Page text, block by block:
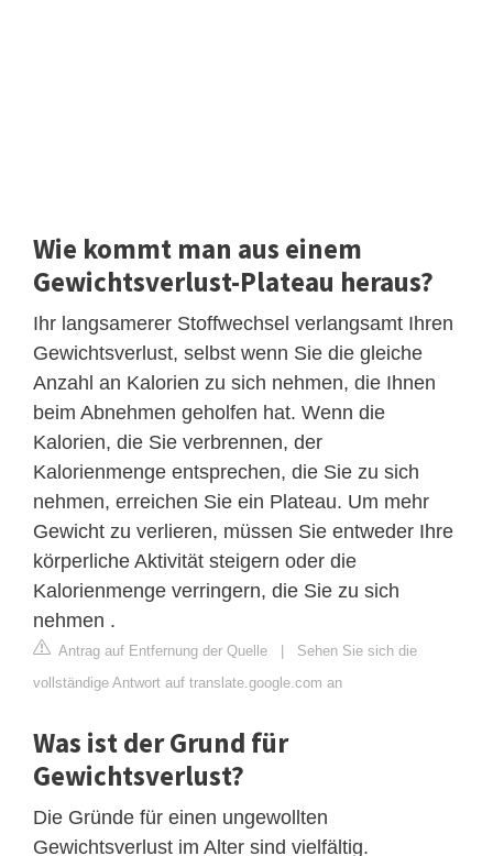
Wie kommt man aus einem
Gewichtsverlust-Plateau heraus?
Ihr langsamerer Stoffwechsel verlangsamt Ihren
Gewichtsverlust, selbst wenn Sie die gleiche
Anzahl an Kalorien zu sich nehmen, die Ihnen
beim Abnehmen geholfen hat. Wenn die
Kalorien, die Sie verbrennen, der
Kalorienmenge entsprechen, die Sie zu sich
nehmen, erreichen Sie ein Plateau. Um mehr
Gewicht zu verlieren, müssen Sie entweder Ihre
körperliche Aktivität steigern oder die
Kalorienmenge verringern, die Sie zu sich
nehmen .
Antrag auf Entfernung der Quelle | Sehen Sie sich die
vollständige Antwort auf translate.google.com an
Was ist der Grund für
Gewichtsverlust?
Die Gründe für einen ungewollten
Gewichtsverlust im Alter sind vielfältig.